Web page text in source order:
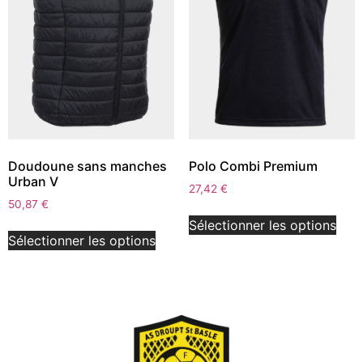
Doudoune sans manches
Urban V
50,87 €
Sélectionner les options
Polo Combi Premium
27,42 €
Sélectionner les options